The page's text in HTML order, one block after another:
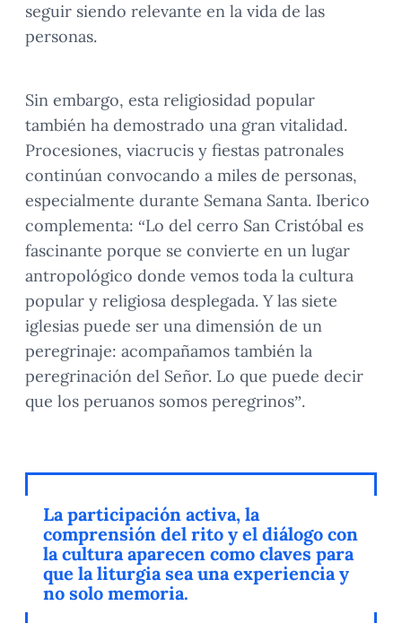
seguir siendo relevante en la vida de las
personas.
Sin embargo, esta religiosidad popular
también ha demostrado una gran vitalidad.
Procesiones, viacrucis y fiestas patronales
continúan convocando a miles de personas,
especialmente durante Semana Santa. Iberico
complementa: “Lo del cerro San Cristóbal es
fascinante porque se convierte en un lugar
antropológico donde vemos toda la cultura
popular y religiosa desplegada. Y las siete
iglesias puede ser una dimensión de un
peregrinaje: acompañamos también la
peregrinación del Señor. Lo que puede decir
que los peruanos somos peregrinos”.
La participación activa, la
comprensión del rito y el diálogo con
la cultura aparecen como claves para
que la liturgia sea una experiencia y
no solo memoria.